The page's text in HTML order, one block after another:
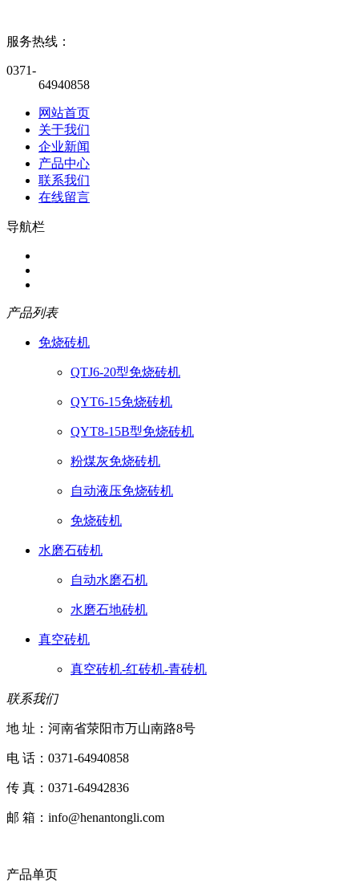
服务热线：
0371-
64940858
网站首页
关于我们
企业新闻
产品中心
联系我们
在线留言
导航栏
产品列表
免烧砖机
QTJ6-20型免烧砖机
QYT6-15免烧砖机
QYT8-15B型免烧砖机
粉煤灰免烧砖机
自动液压免烧砖机
免烧砖机
水磨石砖机
自动水磨石机
水磨石地砖机
真空砖机
真空砖机-红砖机-青砖机
联系我们
地 址：河南省荥阳市万山南路8号
电 话：0371-64940858
传 真：0371-64942836
邮 箱：info@henantongli.com
产品单页